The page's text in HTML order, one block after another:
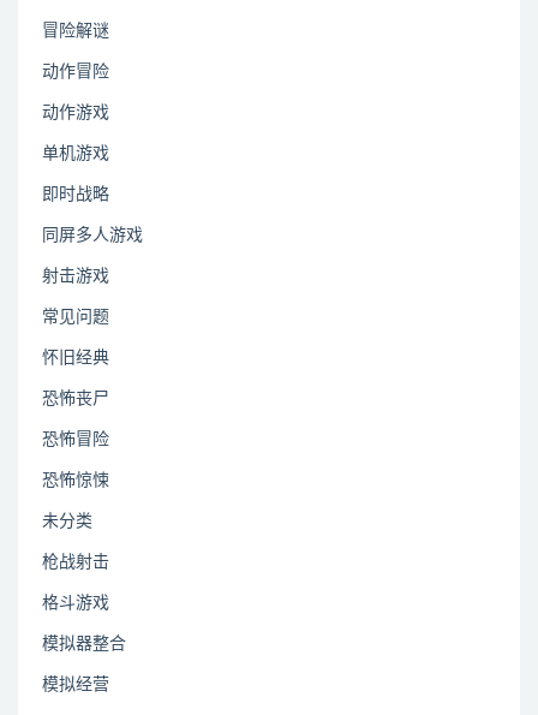
冒险解谜
动作冒险
动作游戏
单机游戏
即时战略
同屏多人游戏
射击游戏
常见问题
怀旧经典
恐怖丧尸
恐怖冒险
恐怖惊悚
未分类
枪战射击
格斗游戏
模拟器整合
模拟经营